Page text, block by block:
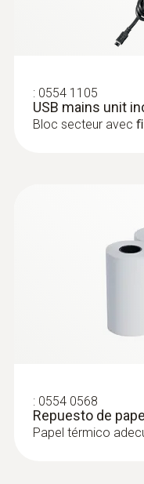
: 0554 1105
USB mains unit
Bloc secteur avec
: 0554 0568
Repuesto de
Papel térmico